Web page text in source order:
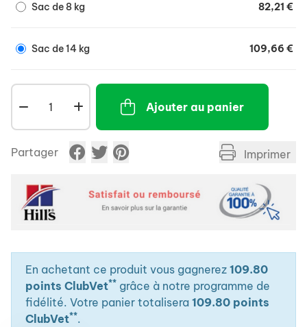
Sac de 8 kg 82,21 €
Sac de 14 kg 109,66 €
Ajouter au panier
Partager Imprimer
En achetant ce produit vous gagnerez 109.80
points ClubVet** grâce à notre programme de
fidélité. Votre panier totalisera 109.80 points
ClubVet**.